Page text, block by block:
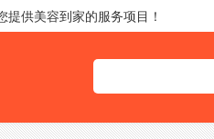
供美容到家的服务项目！